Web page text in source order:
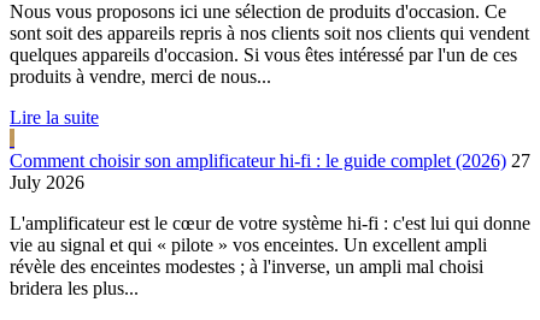
Nous vous proposons ici une sélection de produits d'occasion. Ce
sont soit des appareils repris à nos clients soit nos clients qui vendent
quelques appareils d'occasion. Si vous êtes intéressé par l'un de ces
produits à vendre, merci de nous...
Lire la suite
Comment choisir son amplificateur hi-fi : le guide complet (2026) 27
July 2026
L'amplificateur est le cœur de votre système hi-fi : c'est lui qui donne
vie au signal et qui « pilote » vos enceintes. Un excellent ampli
révèle des enceintes modestes ; à l'inverse, un ampli mal choisi
bridera les plus...